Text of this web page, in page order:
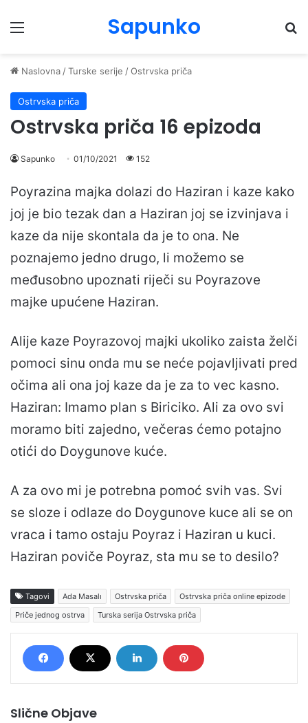
Menu Sapunko
Naslovna /Turske serije /Ostrvska priča
Ostrvska priča
Ostrvska priča 16 epizoda
Sapunko 01/10/2021 152
Poyrazina majka dolazi do Haziran i kaze kako
joj je bio tezak dan a Haziran joj se izvinjava i
kaze da nije skontala da je to ona. Ne
poznajemo jedno drugo, li možemo se
međusobno upoznati riječi su Poyrazove
majke upućene Haziran.
Alije kaze Poyrazovoj majki ukoliko zaista želči
pomoci sinu onda mu se neće pojavljivati pred
očima ali ona joj kaze da je za to vec kasno.
Haziran: Imamo plan s Biriciko. Ali za ovo svi
moramo biti zajedno, večeras ćemo potajno
otići do Doygunove kuće.
A za ovo mi je potrebna pomoć svih vas. Svi
se sloze i odlaze do Doygunove kuce ali se on
vraca i tamo ostaju Poyraz i Haziran u kuci.
Haziran poviče Poyraz, sta mu se to desilo?
Tagovi Ada Masalı Ostrvska priča
Ostrvska priča online epizode
Priče jednog ostrva
Turska serija Ostrvska priča
Slične Objave